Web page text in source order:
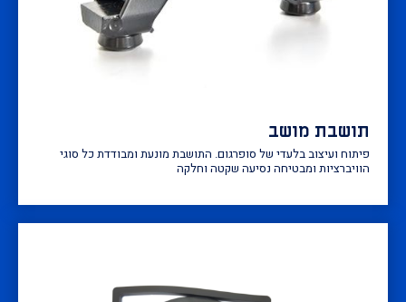
תושבת מושב
פיתוח ועיצוב בלעדי של סופרגום. התושבת מונעת ומבודדת כל סוגי
הוויברציות ומבטיחה נסיעה שקטה וחלקה